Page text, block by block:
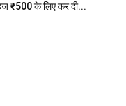
₹500 के लिए कर दी...